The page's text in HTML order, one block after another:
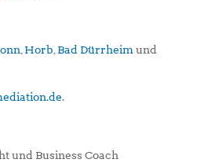
Horb Bad Dürrheimund
.
und Business Coach